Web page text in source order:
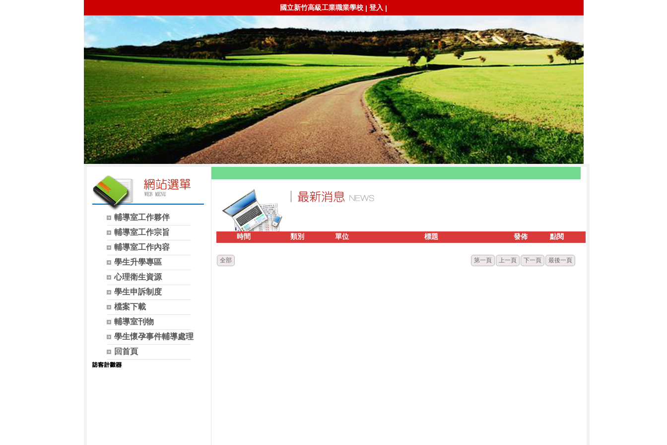
國立新竹高級工業職業學校 | 登入 |
輔導室工作夥伴
輔導室工作宗旨
輔導室工作內容
學生升學專區
心理衛生資源
學生申訴制度
檔案下載
輔導室刊物
學生懷孕事件輔導處理
回首頁
時間 類別 單位 標題 發佈 點閱
全部 第一頁 上一頁 下一頁 最後一頁